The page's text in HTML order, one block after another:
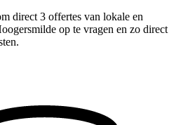
direct 3 offertes van lokale en
op te vragen en zo direct